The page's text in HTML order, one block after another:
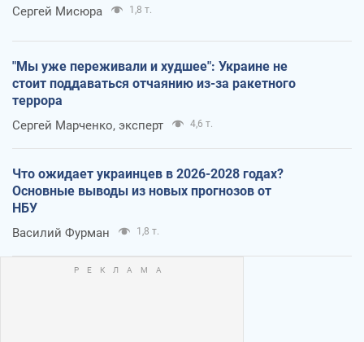
Сергей Мисюра 1,8 т.
"Мы уже переживали и худшее": Украине не
стоит поддаваться отчаянию из-за ракетного
террора
Сергей Марченко, эксперт 4,6 т.
Что ожидает украинцев в 2026-2028 годах?
Основные выводы из новых прогнозов от
НБУ
Василий Фурман 1,8 т.